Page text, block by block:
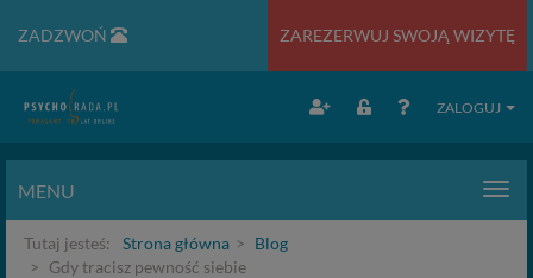
ZADZWOŃ ZAREZERWUJ SWOJĄ WIZYTĘ
ZALOGUJ
MENU
Tutaj jesteś: Strona główna
Blog
Gdy tracisz pewność siebie